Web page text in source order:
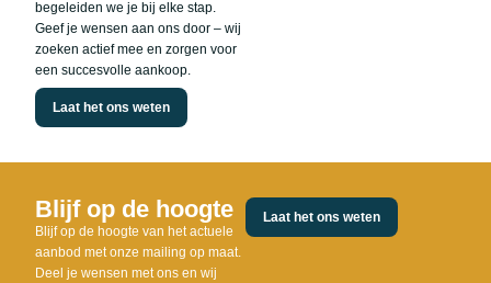
begeleiden we je bij elke stap.
Geef je wensen aan ons door – wij
zoeken actief mee en zorgen voor
een succesvolle aankoop.
Laat het ons weten
Blijf op de hoogte
Blijf op de hoogte van het actuele
aanbod met onze mailing op maat.
Deel je wensen met ons en wij
Laat het ons weten